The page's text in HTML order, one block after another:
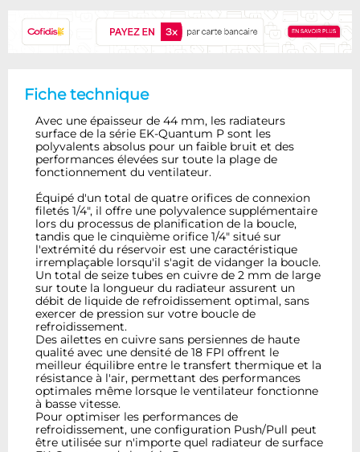
Fiche technique
Avec une épaisseur de 44 mm, les radiateurs
surface de la série EK-Quantum P sont les
polyvalents absolus pour un faible bruit et des
performances élevées sur toute la plage de
fonctionnement du ventilateur.
Équipé d'un total de quatre orifices de connexion
filetés 1/4", il offre une polyvalence supplémentaire
lors du processus de planification de la boucle,
tandis que le cinquième orifice 1/4" situé sur
l'extrémité du réservoir est une caractéristique
irremplaçable lorsqu'il s'agit de vidanger la boucle.
Un total de seize tubes en cuivre de 2 mm de large
sur toute la longueur du radiateur assurent un
débit de liquide de refroidissement optimal, sans
exercer de pression sur votre boucle de
refroidissement.
Des ailettes en cuivre sans persiennes de haute
qualité avec une densité de 18 FPI offrent le
meilleur équilibre entre le transfert thermique et la
résistance à l'air, permettant des performances
optimales même lorsque le ventilateur fonctionne
à basse vitesse.
Pour optimiser les performances de
refroidissement, une configuration Push/Pull peut
être utilisée sur n'importe quel radiateur de surface